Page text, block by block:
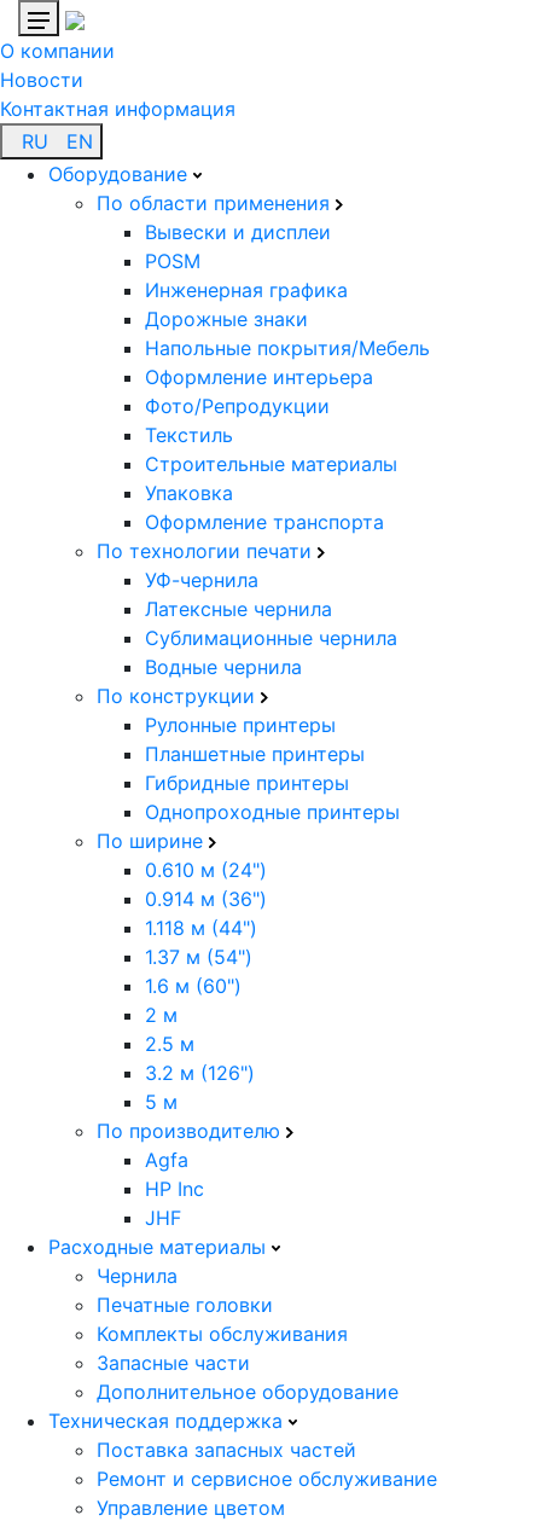
О компании
Новости
Контактная информация
RU
EN
Оборудование
По области применения
Вывески и дисплеи
POSM
Инженерная графика
Дорожные знаки
Напольные покрытия/Мебель
Оформление интерьера
Фото/Репродукции
Текстиль
Строительные материалы
Упаковка
Оформление транспорта
По технологии печати
УФ-чернила
Латексные чернила
Сублимационные чернила
Водные чернила
По конструкции
Рулонные принтеры
Планшетные принтеры
Гибридные принтеры
Однопроходные принтеры
По ширине
0.610 м (24")
0.914 м (36")
1.118 м (44")
1.37 м (54")
1.6 м (60")
2 м
2.5 м
3.2 м (126")
5 м
По производителю
Agfa
HP Inc
JHF
Расходные материалы
Чернила
Печатные головки
Комплекты обслуживания
Запасные части
Дополнительное оборудование
Техническая поддержка
Поставка запасных частей
Ремонт и сервисное обслуживание
Управление цветом